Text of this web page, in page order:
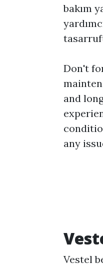
bakım
Don't
and
any
Vestel